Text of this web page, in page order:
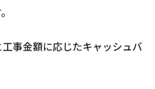
事金額に応じたキャッシュバ